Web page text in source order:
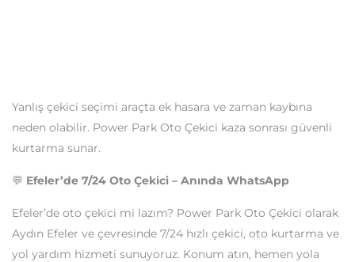
Yanlış çekici seçimi araçta ek hasara ve zaman kaybına
neden olabilir. Power Park Oto Çekici kaza sonrası güvenli
kurtarma sunar.
💬 Efeler’de 7/24 Oto Çekici – Anında WhatsApp
Efeler’de oto çekici mi lazım? Power Park Oto Çekici olarak
Aydın Efeler ve çevresinde 7/24 hızlı çekici, oto kurtarma ve
yol yardım hizmeti sunuyoruz. Konum atın, hemen yola